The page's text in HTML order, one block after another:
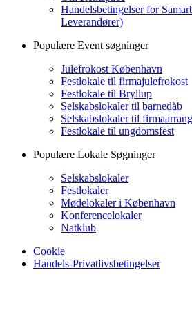
Handelsbetingelser for
Leverandører)
Populære Event søgninger
Julefrokost København
Festlokale til firmajulefrokost
Festlokale til Bryllup
Selskabslokaler til barnedåb
Selskabslokaler til
Festlokale til ungdomsfest
Populære Lokale Søgninger
Selskabslokaler
Festlokaler
Mødelokaler i København
Konferencelokaler
Natklub
Cookie
Handels-Privatlivsbetingelser